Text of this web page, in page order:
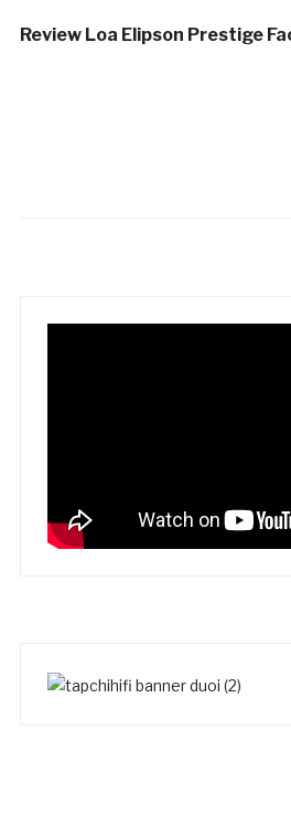
Review Loa Elipson Prestige